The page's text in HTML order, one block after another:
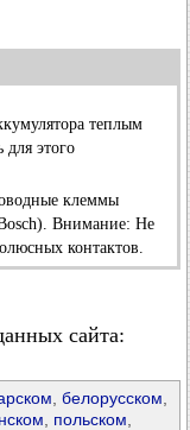
теплым
этого
клеммы
Внимание: Не
контактов.
сайта:
белорусском
польском